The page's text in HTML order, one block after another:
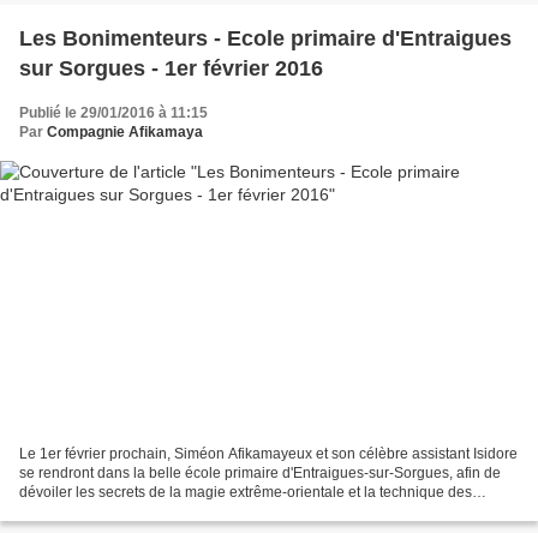
Les Bonimenteurs - Ecole primaire d'Entraigues
sur Sorgues - 1er février 2016
Publié le 29/01/2016 à 11:15
Par Compagnie Afikamaya
Le 1er février prochain, Siméon Afikamayeux et son célèbre assistant Isidore
se rendront dans la belle école primaire d'Entraigues-sur-Sorgues, afin de
dévoiler les secrets de la magie extrême-orientale et la technique des